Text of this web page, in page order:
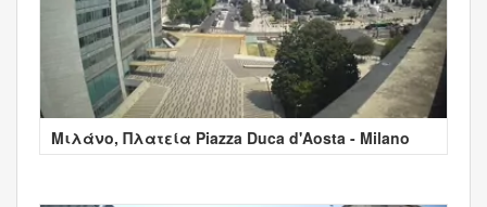
Μιλάνο, Πλατεία Piazza Duca d'Aosta - Milano